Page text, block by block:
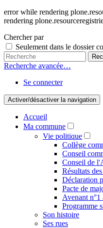
error while rendering
rendering
Chercher par
Seulement dans le dossier
Recherche avancée…
Se connecter
Activer/désactiver la navigation
Accueil
Ma commune
Vie politique
Collège
Conseil
Conseil de
Résultats
Déclaration
Pacte de
Avenant n°1
Programme
Son histoire
Ses rues